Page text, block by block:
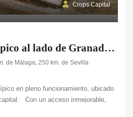
Crops Capital
En venta Club hípico al lado de Granada capital
de Málaga, 250 km. de Sevilla
en pleno funcionamiento, ubicado
Con un acceso inmejorable,